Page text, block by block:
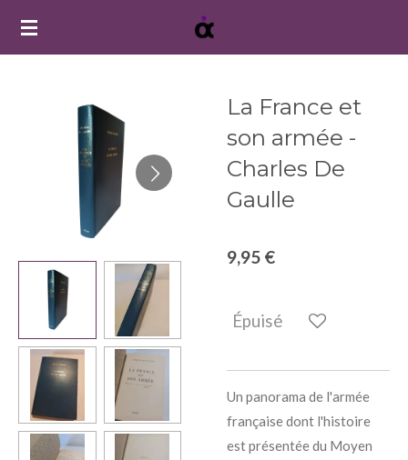
Passer
La France et
son armée -
Charles De
Gaulle
9,95 €
Épuisé
Un panorama de l'armée
française dont l'histoire
est présentée du Moyen